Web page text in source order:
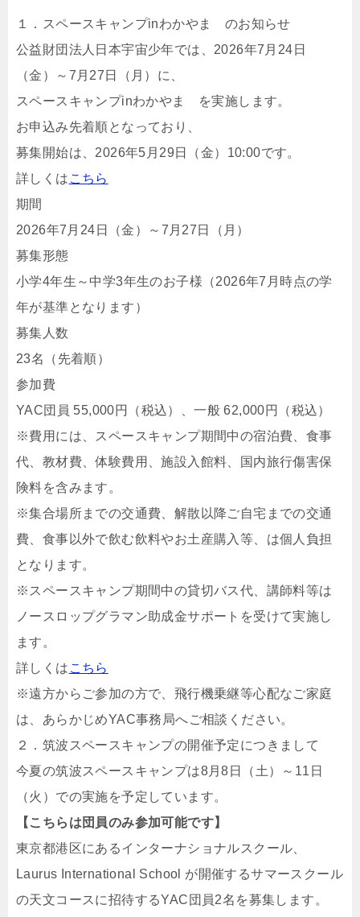
１．スペースキャンプinわかやま のお知らせ
公益財団法人日本宇宙少年では、2026年7月24日
（金）～7月27日（月）に、
スペースキャンプinわかやま を実施します。
お申込み先着順となっており、
募集開始は、2026年5月29日（金）10:00です。
詳しくは こちら
期間
2026年7月24日（金）～7月27日（月）
募集形態
小学4年生～中学3年生のお子様（2026年7月時点の学
年が基準となります）
募集人数
23名（先着順）
参加費
YAC団員 55,000円（税込）、一般 62,000円（税込）
※費用には、スペースキャンプ期間中の宿泊費、食事
代、教材費、体験費用、施設入館料、国内旅行傷害保
険料を含みます。
※集合場所までの交通費、解散以降ご自宅までの交通
費、食事以外で飲む飲料やお土産購入等、は個人負担
となります。
※スペースキャンプ期間中の貸切バス代、講師料等は
ノースロップグラマン助成金サポートを受けて実施し
ます。
詳しくは こちら
※遠方からご参加の方で、飛行機乗継等心配なご家庭
は、あらかじめYAC事務局へご相談ください。
２．筑波スペースキャンプの開催予定につきまして
今夏の筑波スペースキャンプは8月8日（土）～11日
（火）での実施を予定しています。
【こちらは団員のみ参加可能です】
東京都港区にあるインターナショナルスクール、
Laurus International School が開催するサマースクール
の天文コースに招待するYAC団員2名を募集します。